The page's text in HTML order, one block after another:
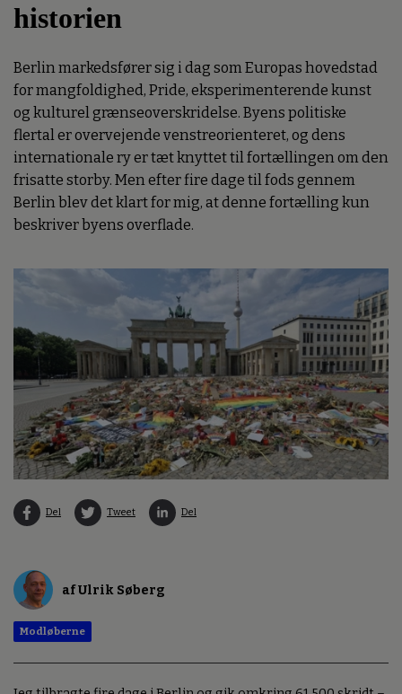
historien
Berlin markedsfører sig i dag som Europas hovedstad
for mangfoldighed, Pride, eksperimenterende kunst
og kulturel grænseoverskridelse. Byens politiske
flertal er overvejende venstreorienteret, og dens
internationale ry er tæt knyttet til fortællingen om den
frisatte storby. Men efter fire dage til fods gennem
Berlin blev det klart for mig, at denne fortælling kun
beskriver byens overflade.
Del Tweet Del
af Ulrik Søberg
Modløberne